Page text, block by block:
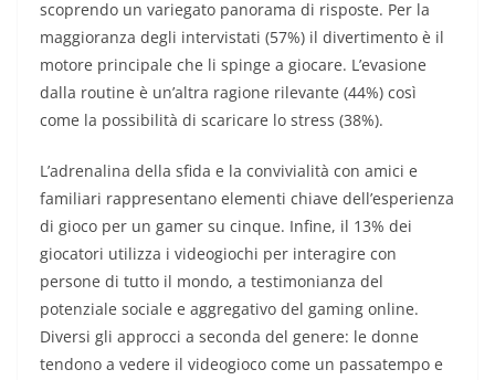
scoprendo un variegato panorama di risposte. Per la
maggioranza degli intervistati (57%) il divertimento è il
motore principale che li spinge a giocare. L’evasione
dalla routine è un’altra ragione rilevante (44%) così
come la possibilità di scaricare lo stress (38%).
L’adrenalina della sfida e la convivialità con amici e
familiari rappresentano elementi chiave dell’esperienza
di gioco per un gamer su cinque. Infine, il 13% dei
giocatori utilizza i videogiochi per interagire con
persone di tutto il mondo, a testimonianza del
potenziale sociale e aggregativo del gaming online.
Diversi gli approcci a seconda del genere: le donne
tendono a vedere il videogioco come un passatempo e